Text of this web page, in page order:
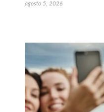
agosto 5, 2026